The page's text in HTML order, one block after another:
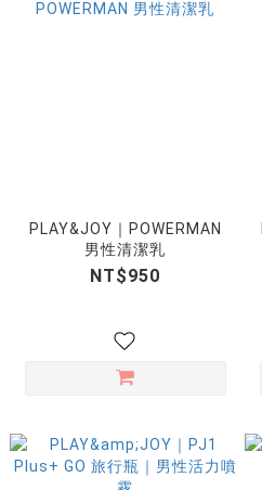
PLAY&JOY｜POWERMAN
男性清潔乳
NT$950